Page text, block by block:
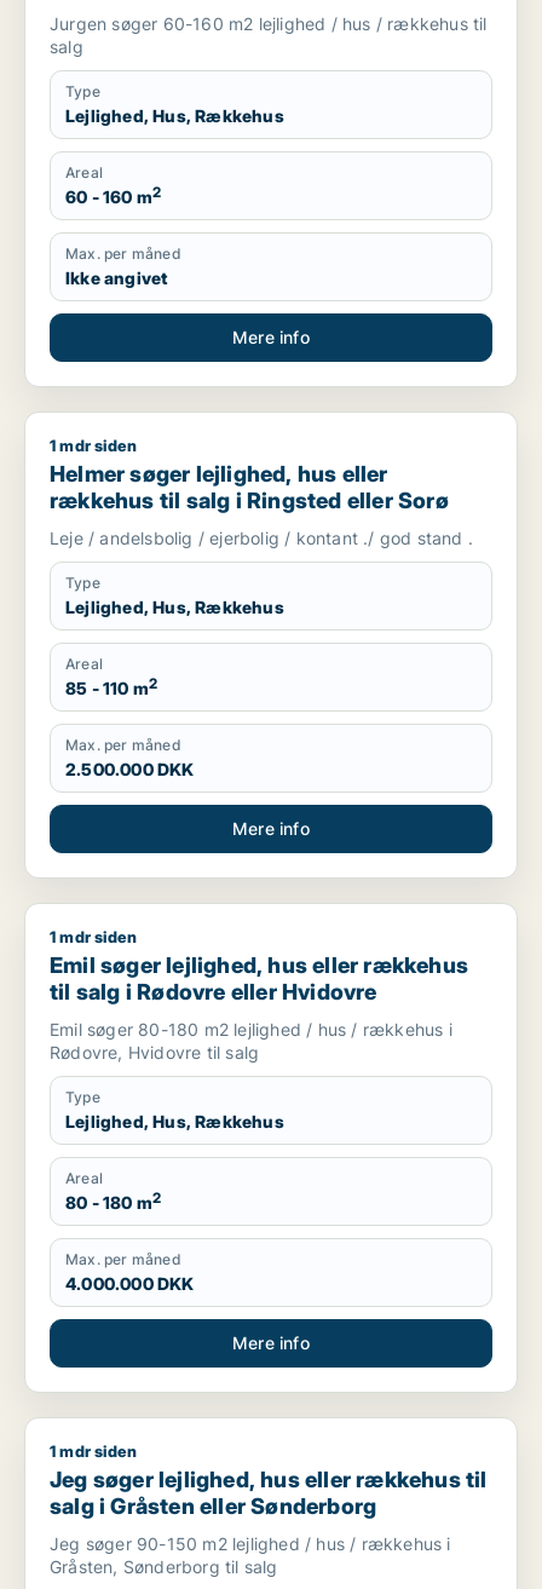
Jurgen søger 60-160 m2 lejlighed / hus / rækkehus til
salg
Type
Lejlighed, Hus, Rækkehus
Areal
60 - 160 m2
Max. per måned
Ikke angivet
Mere info
Helmer søger lejlighed, hus eller rækkehus til salg i Ringsted
1 mdr siden
Helmer søger lejlighed, hus eller
rækkehus til salg i Ringsted eller Sorø
Leje / andelsbolig / ejerbolig / kontant ./ god stand .
Type
Lejlighed, Hus, Rækkehus
Areal
85 - 110 m2
Max. per måned
2.500.000 DKK
Mere info
Emil søger lejlighed, hus eller rækkehus til salg i Rødovre
1 mdr siden
Emil søger lejlighed, hus eller rækkehus
til salg i Rødovre eller Hvidovre
Emil søger 80-180 m2 lejlighed / hus / rækkehus i
Rødovre, Hvidovre til salg
Type
Lejlighed, Hus, Rækkehus
Areal
80 - 180 m2
Max. per måned
4.000.000 DKK
Mere info
Jeg søger lejlighed, hus eller rækkehus til salg i Gråsten
1 mdr siden
Jeg søger lejlighed, hus eller rækkehus til
salg i Gråsten eller Sønderborg
Jeg søger 90-150 m2 lejlighed / hus / rækkehus i
Gråsten, Sønderborg til salg